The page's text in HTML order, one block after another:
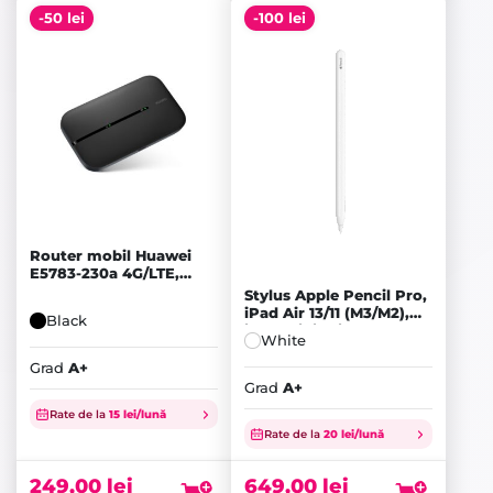
-50 lei
Router mobil Huawei
E5783-230a 4G/LTE,
Black
Grad A+
Rate de la 15 lei/lună
Prețul
fost:
249,00 lei
este:
-100 lei
Stylus Apple Pencil Pro,
iPad Air 13/11 (M3/M2),
iPad mini 7, iPad Pro
13/11 (M5/M4) 2024,
White - A+
White
Grad A+
Rate de la 20 lei/lună
Prețul
inițial
fost:
649,00 lei
Prețul
este: